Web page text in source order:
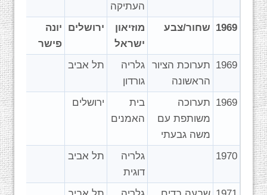
העתיקה
1969 שחור/צבע
מוזיאון
ישראל
ירושלים
יונה
פישר
1969 תערוכת הציור
הראשונה
גלריה
גורדון
תל אביב
1969 תערוכה
משותפת עם
משה גבעתי
בית
האמנים
ירושלים
1970
גלריה
דוגית
תל אביב